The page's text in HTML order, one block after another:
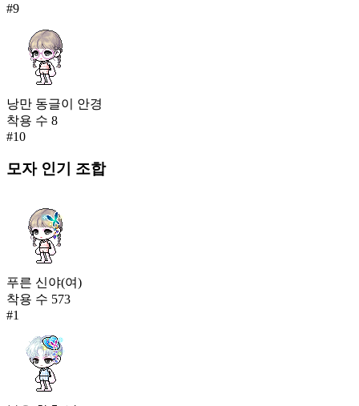
#9
낭만 동글이 안경
착용 수 8
#10
모자인기 조합
푸른 신야(여)
착용 수 573
#1